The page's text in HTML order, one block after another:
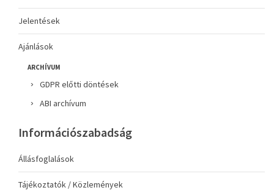
Jelentések
Ajánlások
ARCHÍVUM
GDPR előtti döntések
ABI archívum
Információszabadság
Állásfoglalások
Tájékoztatók / Közlemények